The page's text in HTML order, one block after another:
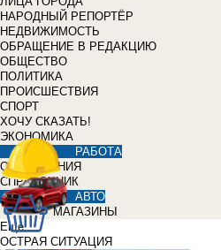
НАРОДНЫЙ РЕПОРТЁР
НЕДВИЖИМОСТЬ
ОБРАЩЕНИЕ В РЕДАКЦИЮ
ОБЩЕСТВО
ПОЛИТИКА
ПРОИСШЕСТВИЯ
СПОРТ
ХОЧУ СКАЗАТЬ!
ЭКОНОМИКА
РАБОТА
ОБЪЯВЛЕНИЯ
СПРАВОЧНИК
АВТО
МАГАЗИНЫ
Еще
ОСТРАЯ СИТУАЦИЯ